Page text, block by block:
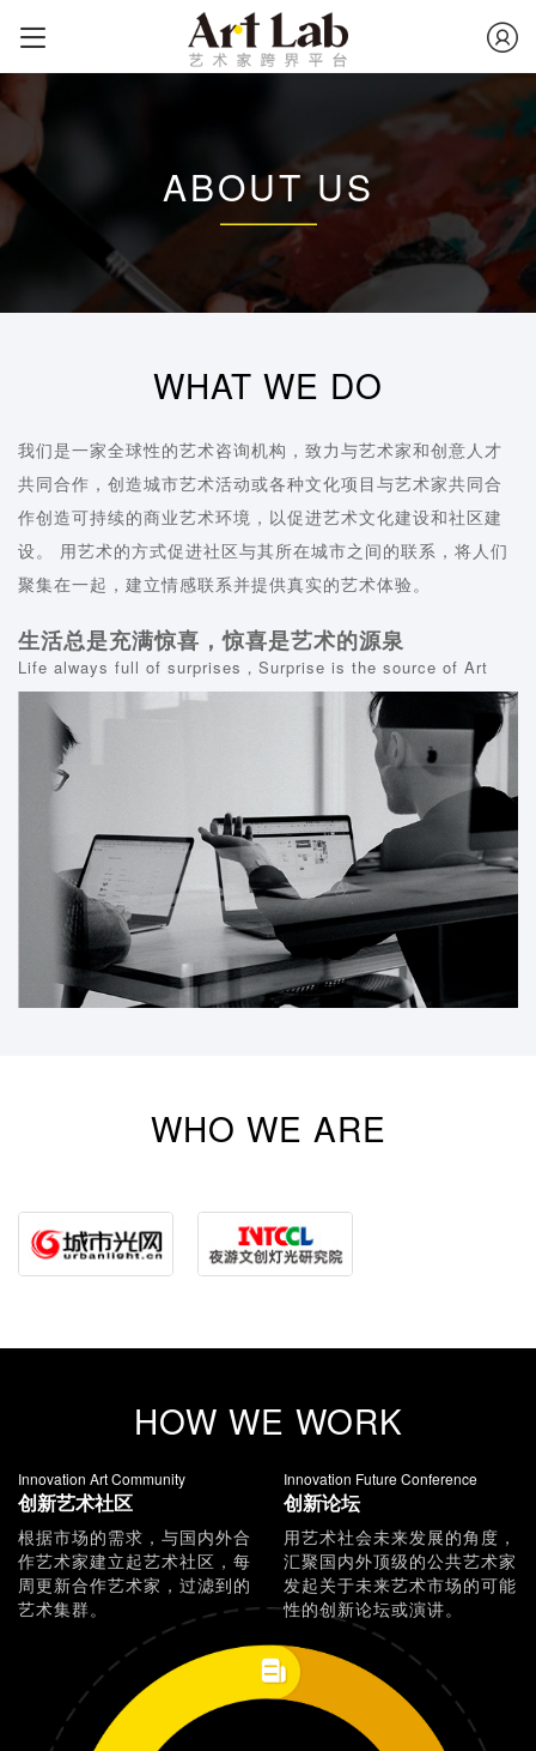
ABOUT US
WHAT WE DO
我们是一家全球性的艺术咨询机构，致力与艺术家和创意人才
共同合作，创造城市艺术活动或各种文化项目与艺术家共同合
作创造可持续的商业艺术环境，以促进艺术文化建设和社区建
设。 用艺术的方式促进社区与其所在城市之间的联系，将人们
聚集在一起，建立情感联系并提供真实的艺术体验。
生活总是充满惊喜，惊喜是艺术的源泉
Life always full of surprises，Surprise is the source of Art
WHO WE ARE
HOW WE WORK
Innovation Art Community
创新艺术社区
根据市场的需求，与国内外合
作艺术家建立起艺术社区，每
周更新合作艺术家，过滤到的
艺术集群。
Innovation Future Conference
创新论坛
用艺术社会未来发展的角度，
汇聚国内外顶级的公共艺术家
发起关于未来艺术市场的可能
性的创新论坛或演讲。